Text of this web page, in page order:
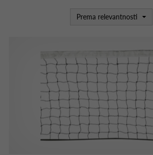
Prema relevantnosti